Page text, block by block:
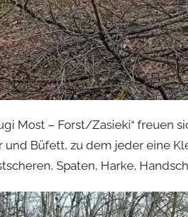
Most – Forst/Zasieki“ freuen
Büfett, zu dem jeder eine
Spaten, Harke,